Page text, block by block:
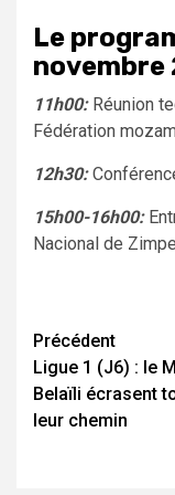
Le
novembre
11h00:Réunion
Fédération
12h30:
15h00-16h00:
Nacional de
d’article
Précédent
Ligue 1 (J6) : le
Belaïli écrasent
leur chemin